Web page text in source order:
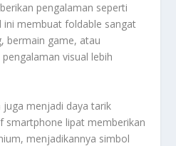
pengalaman seperti
ini membuat foldable sangat
bermain game, atau
visual lebih
menjadi daya tarik
smartphone lipat memberikan
menjadikannya simbol